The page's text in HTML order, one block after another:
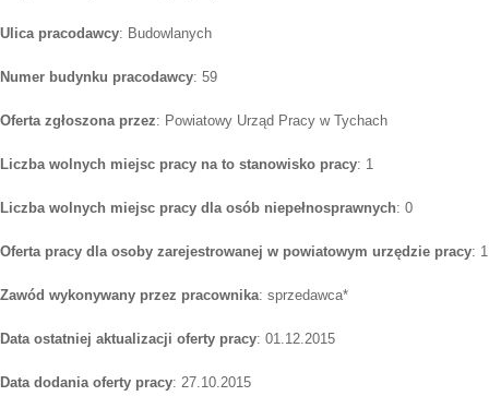
Ulica pracodawcy: Budowlanych
Numer budynku pracodawcy: 59
Oferta zgłoszona przez: Powiatowy Urząd Pracy w Tychach
Liczba wolnych miejsc pracy na to stanowisko pracy: 1
Liczba wolnych miejsc pracy dla osób niepełnosprawnych: 0
Oferta pracy dla osoby zarejestrowanej w powiatowym urzędzie pracy: 1
Zawód wykonywany przez pracownika: sprzedawca*
Data ostatniej aktualizacji oferty pracy: 01.12.2015
Data dodania oferty pracy: 27.10.2015